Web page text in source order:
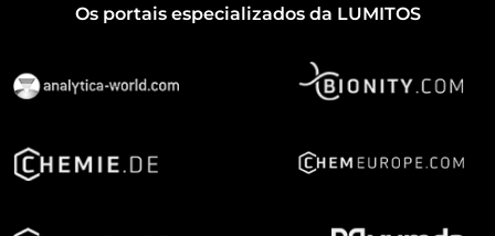
Os portais especializados da LUMITOS